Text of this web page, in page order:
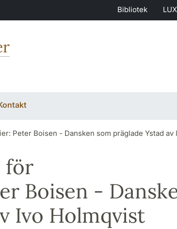
Bibliotek LUX
Peter Boisen - Dansken som präglade Ystad av
för
Boisen -
Ivo Holmqvist